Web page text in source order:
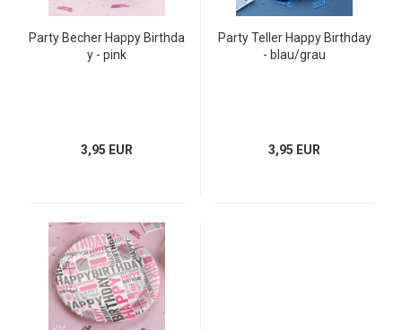
Party Becher Happy Birthda
y - pink
3,95 EUR
Party Teller Happy Birthday
- blau/grau
3,95 EUR